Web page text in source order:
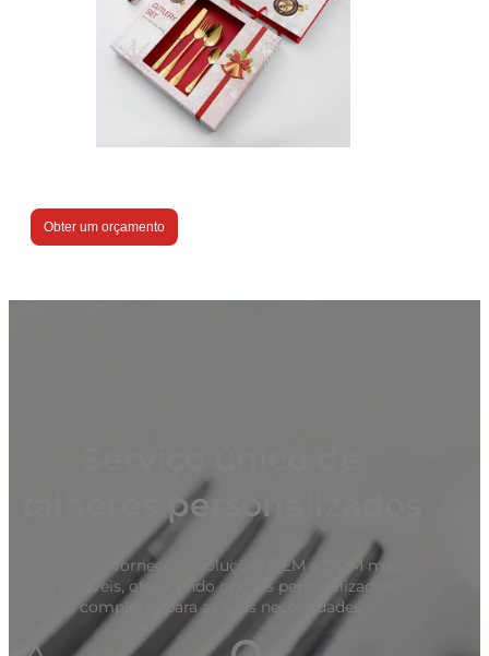
Obter um orçamento
talheres personalizados
A Mcallen fornece as soluções OEM e ODM mais
rentáveis, oferecendo opções personalizadas
completas para as suas necessidades